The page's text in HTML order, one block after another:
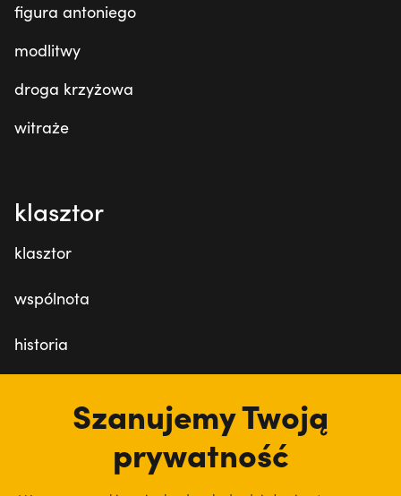
figura antoniego
modlitwy
droga krzyżowa
witraże
klasztor
klasztor
wspólnota
historia
Szanujemy Twoją
prywatność